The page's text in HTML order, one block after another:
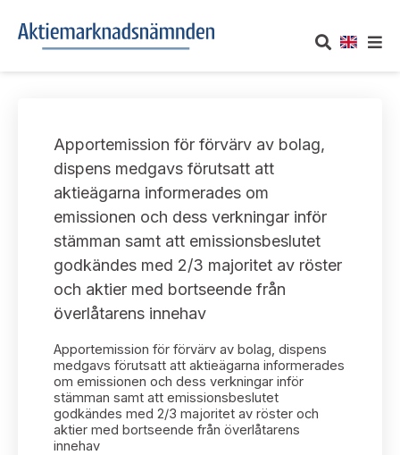
Om oss
Vårt uppdrag
Informationsgivning
Arbetssätt och jävsfrågor
Arbetsordning
Ledamöter
UTTALANDEN
Om nämndens uttalanden
Framställningar och konsultation
Uttalanden sorterade efter publiceringsdatum
Uttalanden sorterade ämnesvis
Sök uttalanden
TAKEOVER-REGLER
Takeover-regler för reglerade marknader och vissa
handelsplattformar
AKTUELLT
Nyheter och pressmeddelanden
Prenumerera
Bildarkiv
KONTAKT
Kontakt angående ansökningar och uttalanden
Kontakt administrativa ärenden
Apportemission för förvärv av bolag,
dispens medgavs förutsatt att
aktieägarna informerades om
emissionen och dess verkningar inför
stämman samt att emissionsbeslutet
godkändes med 2/3 majoritet av röster
och aktier med bortseende från
överlåtarens innehav
Apportemission för förvärv av bolag, dispens
medgavs förutsatt att aktieägarna informerades
om emissionen och dess verkningar inför
stämman samt att emissionsbeslutet
godkändes med 2/3 majoritet av röster och
aktier med bortseende från överlåtarens
innehav